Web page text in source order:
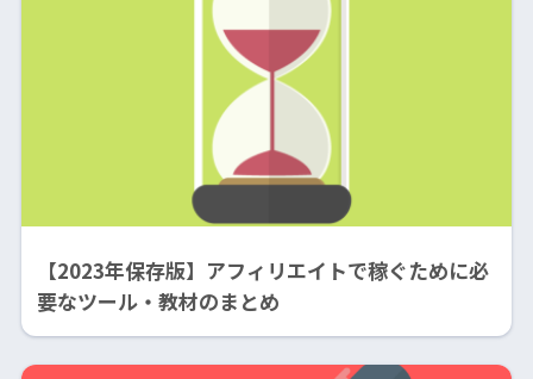
【2023年保存版】アフィリエイトで稼ぐために必
要なツール・教材のまとめ